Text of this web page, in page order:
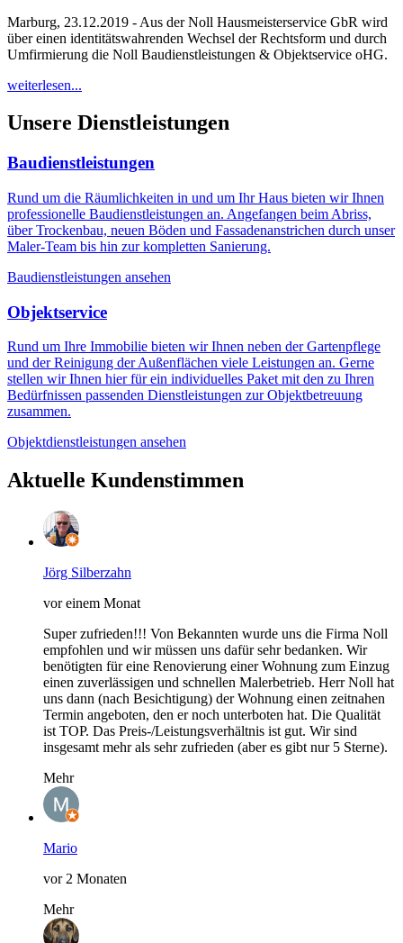
Marburg, 23.12.2019 - Aus der Noll Hausmeisterservice GbR wird
über einen identitätswahrenden Wechsel der Rechtsform und durch
Umfirmierung die Noll Baudienstleistungen & Objektservice oHG.
weiterlesen...
Unsere Dienstleistungen
Baudienstleistungen
Rund um die Räumlichkeiten in und um Ihr Haus bieten wir Ihnen
professionelle Baudienstleistungen an. Angefangen beim Abriss,
über Trockenbau, neuen Böden und Fassadenanstrichen durch unser
Maler-Team bis hin zur kompletten Sanierung.
Baudienstleistungen ansehen
Objektservice
Rund um Ihre Immobilie bieten wir Ihnen neben der Gartenpflege
und der Reinigung der Außenflächen viele Leistungen an. Gerne
stellen wir Ihnen hier für ein individuelles Paket mit den zu Ihren
Bedürfnissen passenden Dienstleistungen zur Objektbetreuung
zusammen.
Objektdienstleistungen ansehen
Aktuelle Kundenstimmen
Jörg Silberzahn
vor einem Monat
Super zufrieden!!! Von Bekannten wurde uns die Firma Noll
empfohlen und wir müssen uns dafür sehr bedanken. Wir
benötigten für eine Renovierung einer Wohnung zum Einzug
einen zuverlässigen und schnellen Malerbetrieb. Herr Noll hat
uns dann (nach Besichtigung) der Wohnung einen zeitnahen
Termin angeboten, den er noch unterboten hat. Die Qualität
ist TOP. Das Preis-/Leistungsverhältnis ist gut. Wir sind
insgesamt mehr als sehr zufrieden (aber es gibt nur 5 Sterne).
Mehr
Mario
vor 2 Monaten
Mehr